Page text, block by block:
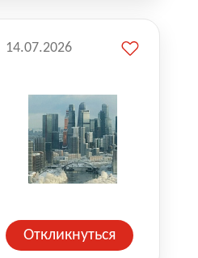
14.07.2026
Откликнуться